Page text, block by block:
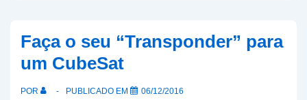
ESA
para
nanosatélite
Faça o seu “Transponder” para
um CubeSat
POR PUBLICADO EM 06/12/2016